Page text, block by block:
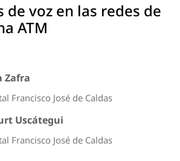
de voz en las redes de
ATM
Zafra
Francisco José de Caldas
Uscátegui
Francisco José de Caldas